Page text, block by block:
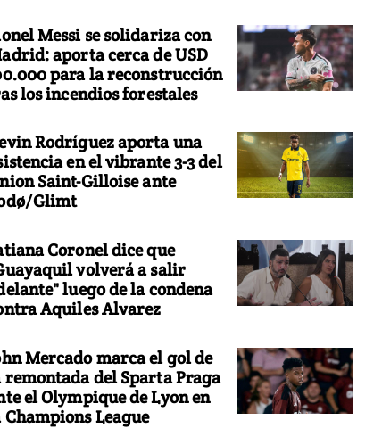
Messi se solidariza con
aporta cerca de USD
para la reconstrucción
los incendios forestales
Rodríguez aporta una
en el vibrante 3-3 del
Saint-Gilloise ante
Glimt
Coronel dice que
volverá a salir
luego de la condena
Aquiles Alvarez
Mercado marca el gol de
remontada del Sparta Praga
el Olympique de Lyon en
Champions League